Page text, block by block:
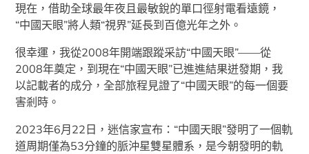
現在，借助全球最年夜且最敏銳的單口徑射電看遠鏡，
“中國天眼”將人類“視界”延長到百億光年之外。
很幸運，我從2008年開端跟蹤采訪“中國天眼”——從
2008年奠定，到現在“中國天眼”已進進結果迸發期，我
以記載者的成分，全部旅程見證了“中國天眼”的每一個要
害剎時。
2023年6月22日，迷信家宣布：“中國天眼”發明了一個軌
道周期僅為53分鐘的脈沖星雙星體系，是今朝發明的軌